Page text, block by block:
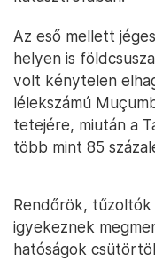
Az eső mellett
helyen is
volt kénytelen
lélekszámú
tetejére, miután a
több mint 85
Rendőrök,
igyekeznek
hatóságok